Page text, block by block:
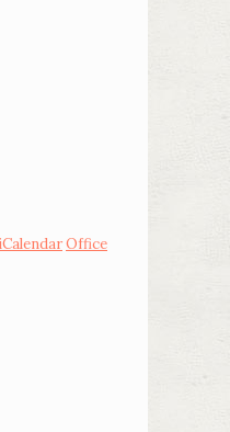
iCalendarOffice